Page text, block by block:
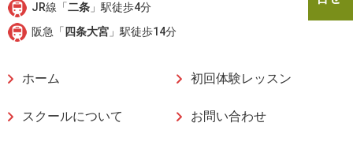
JR線「二条 」駅徒歩4分
阪急「 四条大宮 」駅徒歩14分
ホーム
スクールについて
初回体験レッスン
お問い合わせ